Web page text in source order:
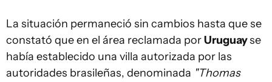
La situación permaneció sin cambios hasta que se
constató que en el área reclamada porUruguayse
había establecido una villa autorizada por las
autoridades brasileñas, denominada "Thomas